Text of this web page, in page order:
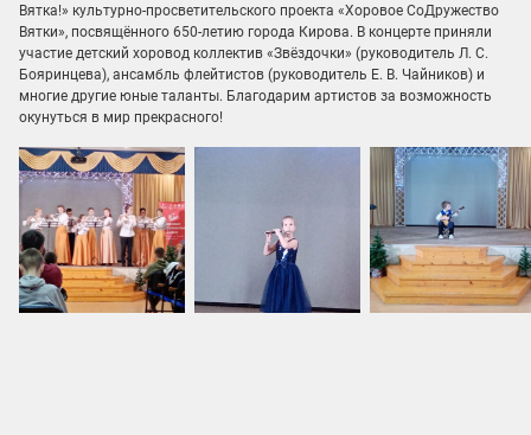
Вятка!» культурно-просветительского проекта «Хоровое СоДружество
Вятки», посвящённого 650-летию города Кирова. В концерте приняли
участие детский хоровод коллектив «Звёздочки» (руководитель Л. С.
Бояринцева), ансамбль флейтистов (руководитель Е. В. Чайников) и
многие другие юные таланты. Благодарим артистов за возможность
окунуться в мир прекрасного!